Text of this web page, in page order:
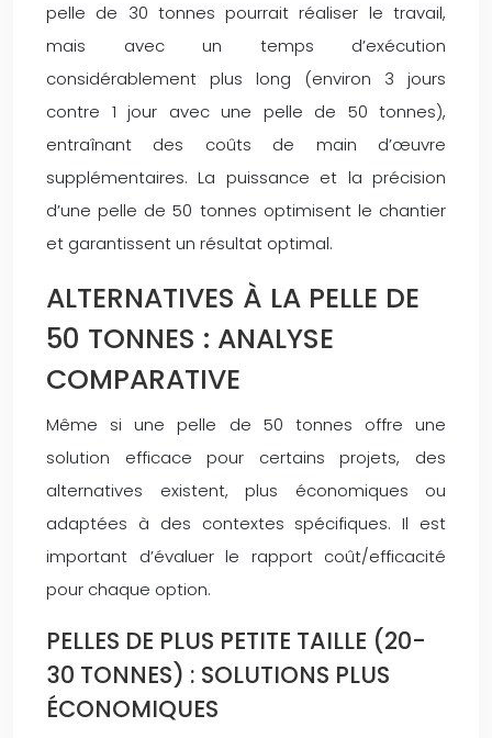
pelle de 30 tonnes pourrait réaliser le travail,
mais avec un temps d’exécution
considérablement plus long (environ 3 jours
contre 1 jour avec une pelle de 50 tonnes),
entraînant des coûts de main d’œuvre
supplémentaires. La puissance et la précision
d’une pelle de 50 tonnes optimisent le chantier
et garantissent un résultat optimal.
ALTERNATIVES À LA PELLE DE
50 TONNES : ANALYSE
COMPARATIVE
Même si une pelle de 50 tonnes offre une
solution efficace pour certains projets, des
alternatives existent, plus économiques ou
adaptées à des contextes spécifiques. Il est
important d’évaluer le rapport coût/efficacité
pour chaque option.
PELLES DE PLUS PETITE TAILLE (20-
30 TONNES) : SOLUTIONS PLUS
ÉCONOMIQUES